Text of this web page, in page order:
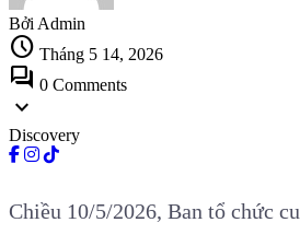
Bởi Admin
schedule Tháng 5 14, 2026
forum 0 Comments
expand_more
Discovery
Chiều 10/5/2026, Ban tổ chức